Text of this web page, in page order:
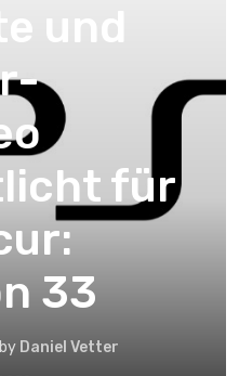
und
für
33
by Daniel Vetter